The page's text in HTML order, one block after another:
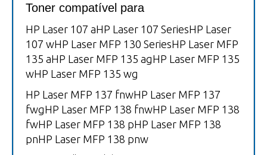
Toner compatível para
HP Laser 107 aHP Laser 107 SeriesHP Laser
107 wHP Laser MFP 130 SeriesHP Laser MFP
135 aHP Laser MFP 135 agHP Laser MFP 135
wHP Laser MFP 135 wg
HP Laser MFP 137 fnwHP Laser MFP 137
fwgHP Laser MFP 138 fnwHP Laser MFP 138
fwHP Laser MFP 138 pHP Laser MFP 138
pnHP Laser MFP 138 pnw